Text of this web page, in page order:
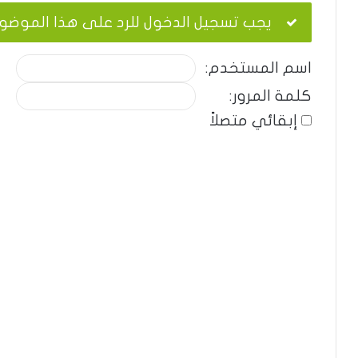
يجب تسجيل الدخول للرد على هذا
اسم المستخدم:
كلمة المرور:
إبقائي متصلاً